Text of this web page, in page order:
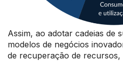
Assim, ao adotar cadeias de
modelos de negócios
de recuperação de recursos,